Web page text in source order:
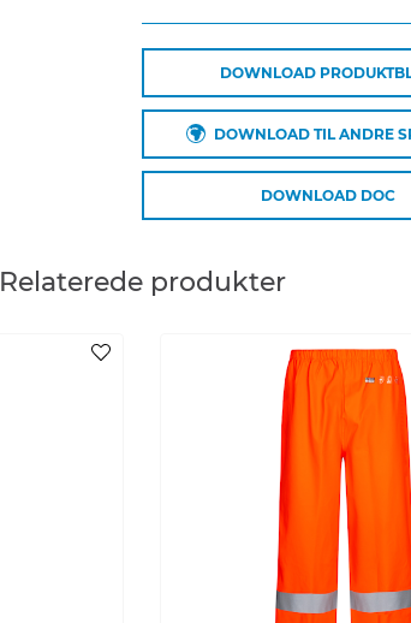
Plejeinstruktioner:
Anvend ikke skyllemiddel
Anvend ikke blegemidler
Vaskes sammen med
Lynlåsen lynet
DOWNLOAD
DOWNLOAD TIL ANDRE
DOWNLOAD DOC
Relaterede produkter